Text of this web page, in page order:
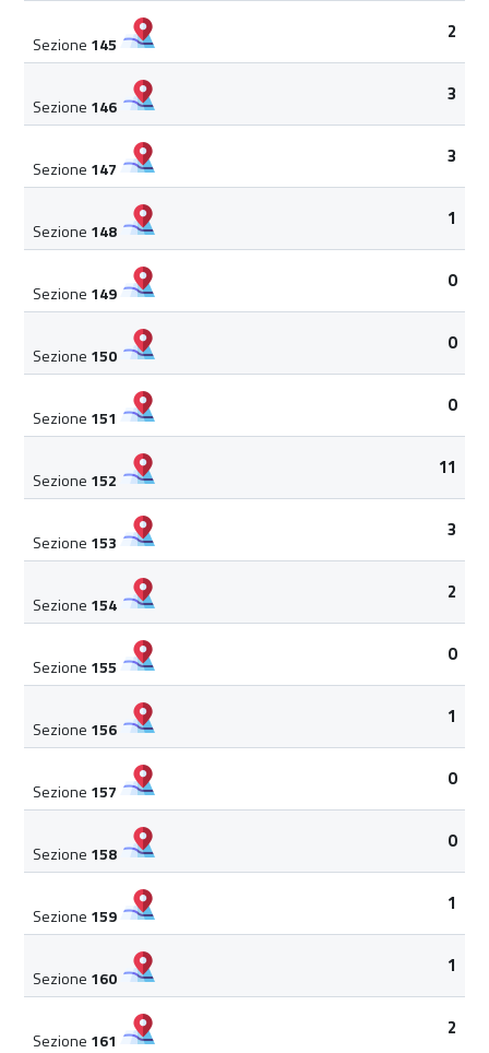
Sezione 145
2
Sezione 146
3
Sezione 147
3
Sezione 148
1
Sezione 149
0
Sezione 150
0
Sezione 151
0
Sezione 152
11
Sezione 153
3
Sezione 154
2
Sezione 155
0
Sezione 156
1
Sezione 157
0
Sezione 158
0
Sezione 159
1
Sezione 160
1
Sezione 161
2